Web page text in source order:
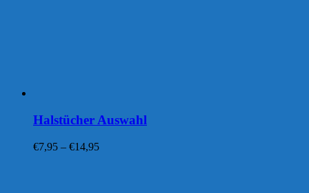
Halstücher Auswahl
€7,95 – €14,95Preisspanne: